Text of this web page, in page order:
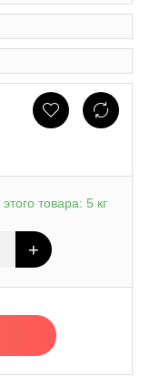
товара: 5 кг
+